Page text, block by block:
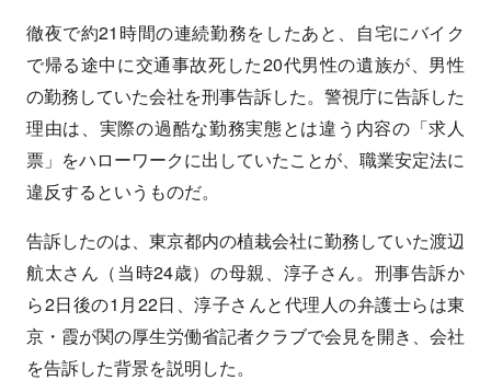
徹夜で約21時間の連続勤務をしたあと、自宅にバイク
で帰る途中に交通事故死した20代男性の遺族が、男性
の勤務していた会社を刑事告訴した。警視庁に告訴した
理由は、実際の過酷な勤務実態とは違う内容の「求人
票」をハローワークに出していたことが、職業安定法に
違反するというものだ。
告訴したのは、東京都内の植栽会社に勤務していた渡辺
航太さん（当時24歳）の母親、淳子さん。刑事告訴か
ら2日後の1月22日、淳子さんと代理人の弁護士らは東
京・霞が関の厚生労働省記者クラブで会見を開き、会社
を告訴した背景を説明した。